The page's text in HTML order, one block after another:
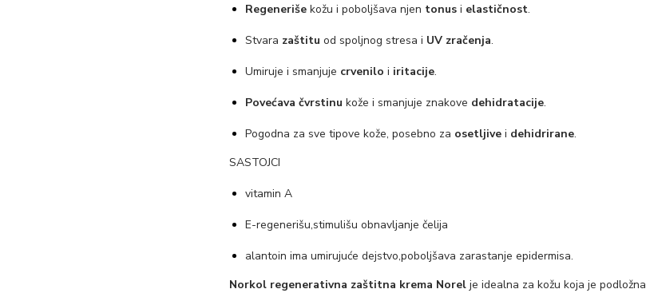
Regeneriše kožu i poboljšava njen tonus i elastičnost.
Stvara zaštitu od spoljnog stresa i UV zračenja.
Umiruje i smanjuje crvenilo i iritacije.
Povećava čvrstinu kože i smanjuje znakove dehidratacije.
Pogodna za sve tipove kože, posebno za osetljive i dehidrirane.
SASTOJCI
vitamin A
E-regenerišu,stimulišu obnavljanje čelija
alantoin ima umirujuće dejstvo,poboljšava zarastanje epidermisa.
Norkol regenerativna zaštitna krema Norel je idealna za kožu koja je podložna